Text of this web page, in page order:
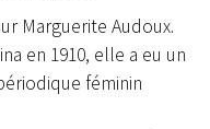
Marguerite Audoux.
en 1910, elle a eu un
féminin